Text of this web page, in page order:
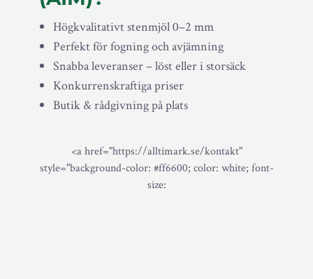
Högkvalitativt stenmjöl 0–2 mm
Perfekt för fogning och avjämning
Snabba leveranser – löst eller i storsäck
Konkurrenskraftiga priser
Butik & rådgivning på plats
<a href="https://alltimark.se/kontakt"
style="background-color: #ff6600; color: white; font-
size: